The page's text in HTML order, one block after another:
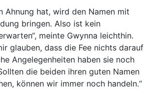
Ahnung hat, wird den Namen mit
bringen. Also ist kein
meinte Gwynna leichthin.
glauben, dass die Fee nichts darauf
Angelegenheiten haben sie noch
die beiden ihren guten Namen
können wir immer noch handeln.“